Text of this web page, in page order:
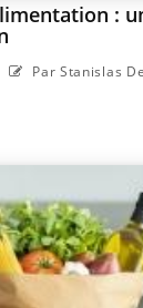
:
Par Stanislas